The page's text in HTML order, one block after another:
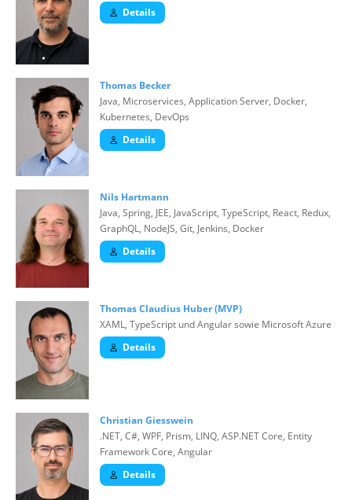
Details
Thomas Becker
Java, Microservices, Application Server, Docker,
Kubernetes, DevOps
Details
Nils Hartmann
Java, Spring, JEE, JavaScript, TypeScript, React, Redux,
GraphQL, NodeJS, Git, Jenkins, Docker
Details
Thomas Claudius Huber (MVP)
XAML, TypeScript und Angular sowie Microsoft Azure
Details
Christian Giesswein
.NET, C#, WPF, Prism, LINQ, ASP.NET Core, Entity
Framework Core, Angular
Details